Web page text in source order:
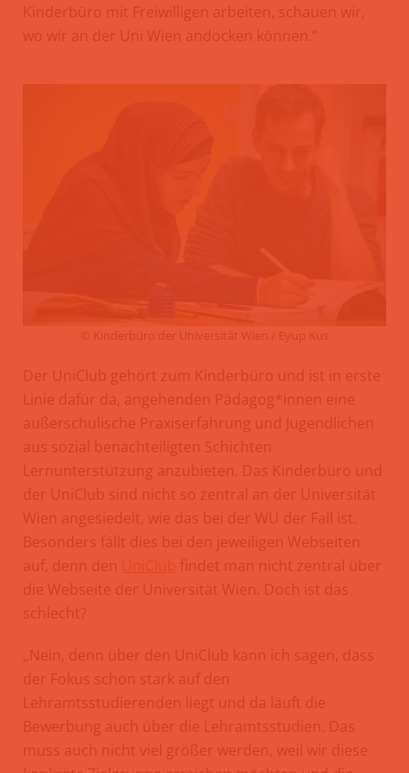
Kinderbüro mit Freiwilligen arbeiten, schauen wir,
wo wir an der Uni Wien andocken können.“
© Kinderbüro der Universität Wien / Eyup Kus
Der UniClub gehört zum Kinderbüro und ist in erste
Linie dafür da, angehenden Pädagog*innen eine
außerschulische Praxiserfahrung und Jugendlichen
aus sozial benachteiligten Schichten
Lernunterstützung anzubieten. Das Kinderbüro und
der UniClub sind nicht so zentral an der Universität
Wien angesiedelt, wie das bei der WU der Fall ist.
Besonders fällt dies bei den jeweiligen Webseiten
auf, denn den
findet man nicht zentral über
die Webseite der Universität Wien. Doch ist das
schlecht?
„Nein, denn über den UniClub kann ich sagen, dass
der Fokus schon stark auf den
Lehramtsstudierenden liegt und da läuft die
Bewerbung auch über die Lehramtsstudien. Das
muss auch nicht viel größer werden, weil wir diese